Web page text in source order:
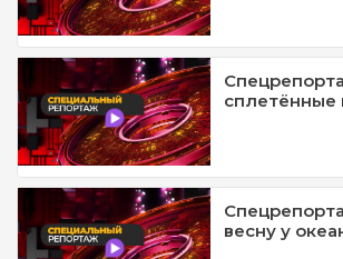
сплетённые
весну у